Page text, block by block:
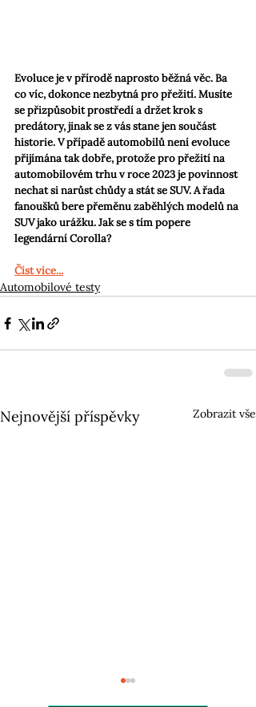
Evoluce je v přírodě naprosto běžná věc. Ba
co víc, dokonce nezbytná pro přežití. Musíte
se přizpůsobit prostředí a držet krok s
predátory, jinak se z vás stane jen součást
historie. V případě automobilů není evoluce
přijímána tak dobře, protože pro přežití na
automobilovém trhu v roce 2023 je povinnost
nechat si narůst chůdy a stát se SUV. A řada
fanoušků bere přeměnu zaběhlých modelů na
SUV jako urážku. Jak se s tím popere
legendární Corolla?
Číst více...
Automobilové testy
Nejnovější příspěvky Zobrazit vše